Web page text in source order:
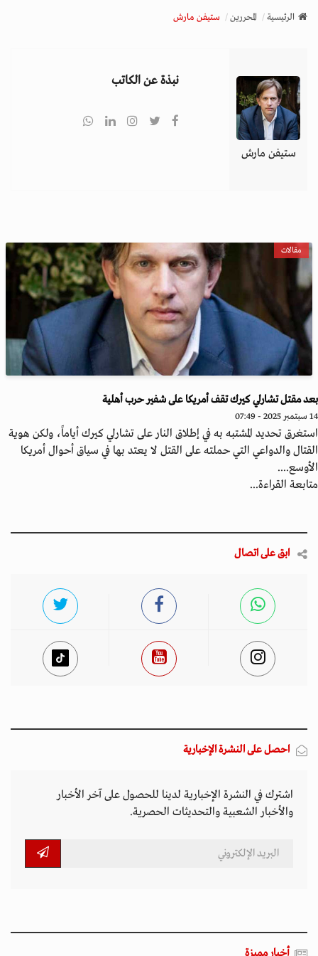
v
t
i
o
n
الرئيسية المحررين ستيفن مارش
ستيفن مارش
نبذة عن الكاتب
مقالات
مقتل تشارلي كيرك تقف أمريكا على شفير حرب أهلية
07:49
تحديد المشتبه به في إطلاق النار على تشارلي كيرك أياماً، ولكن هوية
والدواعي التي حملته على القتل لا يعتد بها في سياق أحوال أمريكا
القراءة...
ابق على اتصال
احصل على النشرة الإخبارية
اشترك في النشرة الإخبارية لدينا للحصول على آخر الأخبار
والأخبار الشعبية والتحديثات الحصرية.
أخبار مميزة